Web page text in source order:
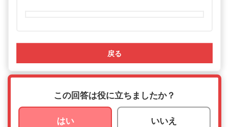
戻る
この回答は役に立ちましたか？
はい いいえ